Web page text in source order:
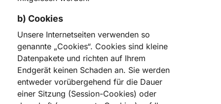
b) Cookies
Unsere Internetseiten verwenden so
genannte „Cookies“. Cookies sind kleine
Datenpakete und richten auf Ihrem
Endgerät keinen Schaden an. Sie werden
entweder vorübergehend für die Dauer
einer Sitzung (Session-Cookies) oder